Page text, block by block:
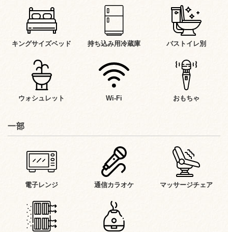
キングサイズベッド 持ち込み用冷蔵庫 バストイレ別
ウォシュレット Wi-Fi おもちゃ
一部
電子レンジ 通信カラオケ マッサージチェア